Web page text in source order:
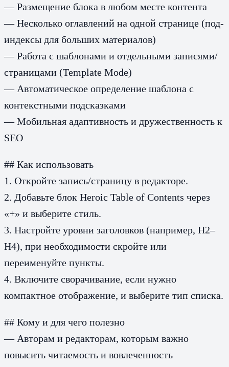
— Размещение блока в любом месте контента
— Несколько оглавлений на одной странице (под-
индексы для больших материалов)
— Работа с шаблонами и отдельными записями/
страницами (Template Mode)
— Автоматическое определение шаблона с
контекстными подсказками
— Мобильная адаптивность и дружественность к
SEO
## Как использовать
1. Откройте запись/страницу в редакторе.
2. Добавьте блок Heroic Table of Contents через
«+» и выберите стиль.
3. Настройте уровни заголовков (например, H2–
H4), при необходимости скройте или
переименуйте пункты.
4. Включите сворачивание, если нужно
компактное отображение, и выберите тип списка.
## Кому и для чего полезно
— Авторам и редакторам, которым важно
повысить читаемость и вовлеченность